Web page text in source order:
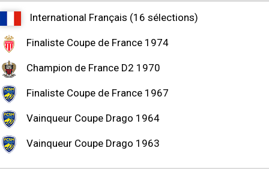
International Français (16 sélections)
Finaliste Coupe de France 1974
Champion de France D2 1970
Finaliste Coupe de France 1967
Vainqueur Coupe Drago 1964
Vainqueur Coupe Drago 1963